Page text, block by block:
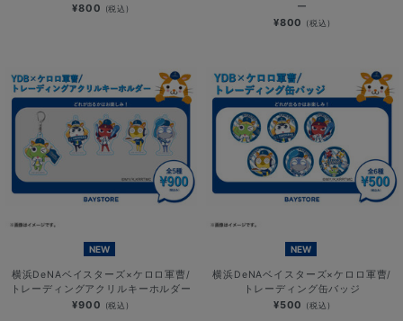
¥800 (税込)
ー
¥800 (税込)
NEW
横浜DeNAベイスターズ×ケロロ軍曹/
トレーディングアクリルキーホルダー
¥900 (税込)
NEW
横浜DeNAベイスターズ×ケロロ軍曹/
トレーディング缶バッジ
¥500 (税込)